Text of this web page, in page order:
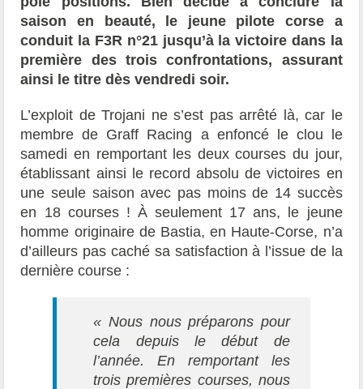
saison en beauté, le jeune pilote corse a
conduit la F3R n°21 jusqu’à la victoire dans la
première des trois confrontations, assurant
ainsi le titre dès vendredi soir.
L’exploit de Trojani ne s’est pas arrêté là, car le
membre de Graff Racing a enfoncé le clou le
samedi en remportant les deux courses du jour,
établissant ainsi le record absolu de victoires en
une seule saison avec pas moins de 14 succès
en 18 courses ! À seulement 17 ans, le jeune
homme originaire de Bastia, en Haute-Corse, n’a
d’ailleurs pas caché sa satisfaction à l’issue de la
dernière course :
« Nous nous préparons pour
cela depuis le début de
l’année. En remportant les
trois premières courses, nous